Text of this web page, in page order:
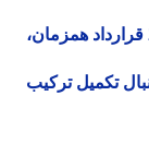
شبانه/ مدیران پرسپولیس با 2 قرارداد همزمان،
تکمیل ترکیب